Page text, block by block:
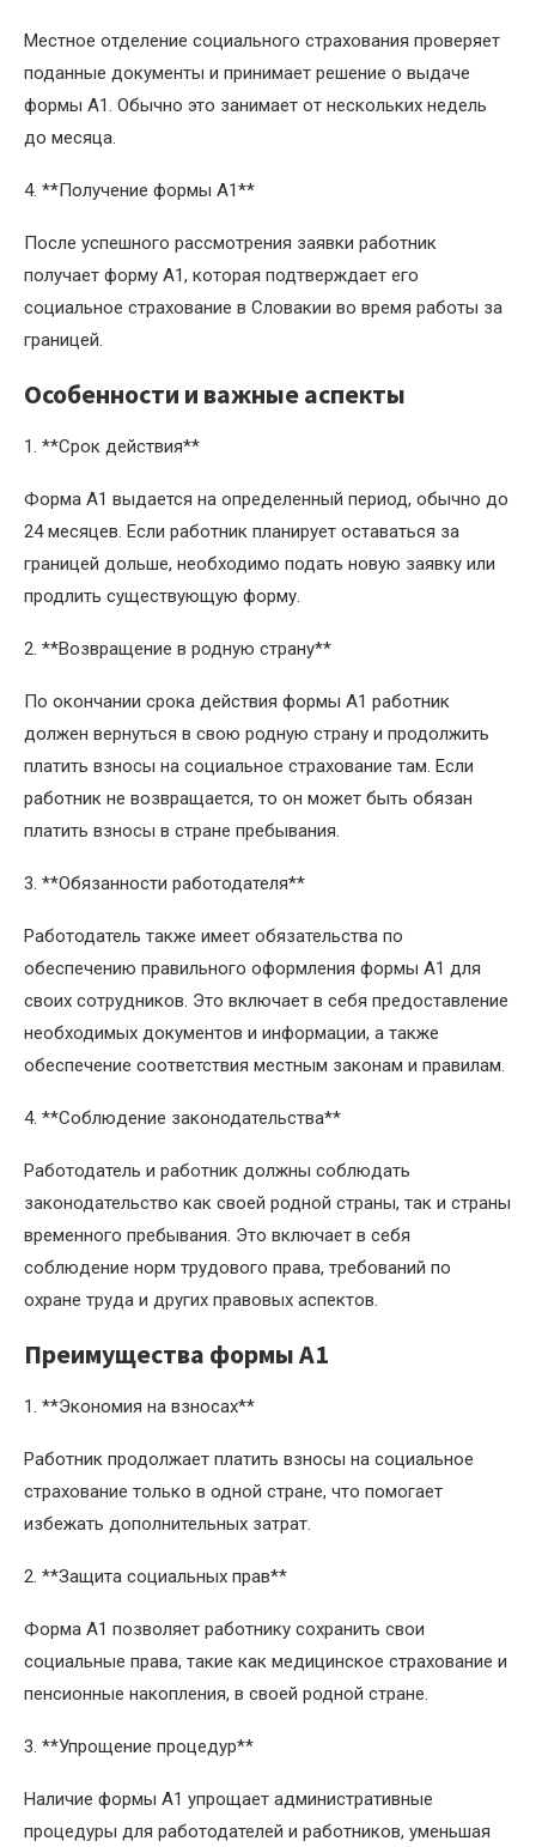
Местное отделение социального страхования проверяет
поданные документы и принимает решение о выдаче
формы A1. Обычно это занимает от нескольких недель
до месяца.
4. **Получение формы A1**
После успешного рассмотрения заявки работник
получает форму A1, которая подтверждает его
социальное страхование в Словакии во время работы за
границей.
Особенности и важные аспекты
1. **Срок действия**
Форма A1 выдается на определенный период, обычно до
24 месяцев. Если работник планирует оставаться за
границей дольше, необходимо подать новую заявку или
продлить существующую форму.
2. **Возвращение в родную страну**
По окончании срока действия формы A1 работник
должен вернуться в свою родную страну и продолжить
платить взносы на социальное страхование там. Если
работник не возвращается, то он может быть обязан
платить взносы в стране пребывания.
3. **Обязанности работодателя**
Работодатель также имеет обязательства по
обеспечению правильного оформления формы A1 для
своих сотрудников. Это включает в себя предоставление
необходимых документов и информации, а также
обеспечение соответствия местным законам и правилам.
4. **Соблюдение законодательства**
Работодатель и работник должны соблюдать
законодательство как своей родной страны, так и страны
временного пребывания. Это включает в себя
соблюдение норм трудового права, требований по
охране труда и других правовых аспектов.
Преимущества формы A1
1. **Экономия на взносах**
Работник продолжает платить взносы на социальное
страхование только в одной стране, что помогает
избежать дополнительных затрат.
2. **Защита социальных прав**
Форма A1 позволяет работнику сохранить свои
социальные права, такие как медицинское страхование и
пенсионные накопления, в своей родной стране.
3. **Упрощение процедур**
Наличие формы A1 упрощает административные
процедуры для работодателей и работников, уменьшая